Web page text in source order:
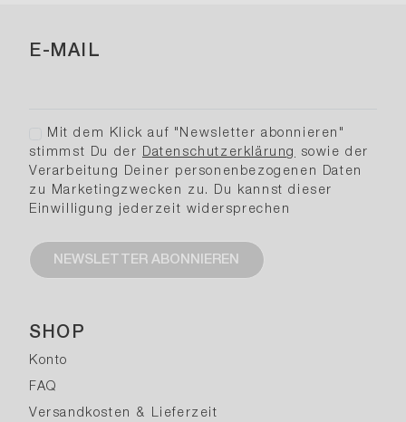
SHOP
Konto
FAQ
Versandkosten & Lieferzeit
E-MAIL
Mit dem Klick auf "Newsletter abonnieren"
stimmst Du der
Datenschutzerklärung
sowie der
Verarbeitung Deiner personenbezogenen Daten
zu Marketingzwecken zu. Du kannst dieser
Einwilligung jederzeit widersprechen
NEWSLETTER ABONNIEREN